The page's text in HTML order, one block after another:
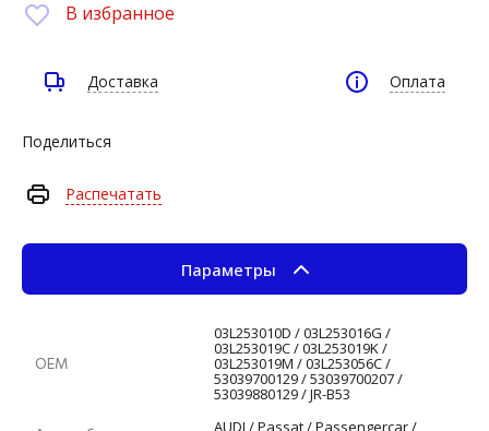
В избранное
Доставка Оплата
Поделиться
Распечатать
Параметры
ОЕМ
03L253010D / 03L253016G /
03L253019C / 03L253019K /
03L253019M / 03L253056C /
53039700129 / 53039700207 /
53039880129 / JR-B53
AUDI / Passat / Passengercar /